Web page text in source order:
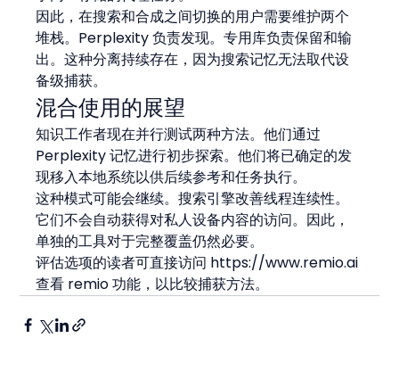
因此，在搜索和合成之间切换的用户需要维护两个
堆栈。Perplexity 负责发现。专用库负责保留和输
出。这种分离持续存在，因为搜索记忆无法取代设
备级捕获。
混合使用的展望
知识工作者现在并行测试两种方法。他们通过
Perplexity 记忆进行初步探索。他们将已确定的发
现移入本地系统以供后续参考和任务执行。
这种模式可能会继续。搜索引擎改善线程连续性。
它们不会自动获得对私人设备内容的访问。因此，
单独的工具对于完整覆盖仍然必要。
评估选项的读者可直接访问 https://www.remio.ai
查看 remio 功能，以比较捕获方法。